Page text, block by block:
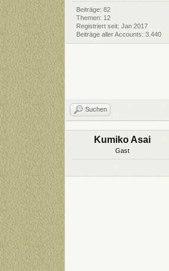
Beiträge: 82
Themen: 12
Registriert seit: Jan 2017
Beiträge aller Accounts: 3.440
Suchen
Kumiko Asai
Gast